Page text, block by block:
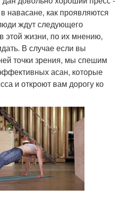
навасане, как проявляются
ждут следующего
этой жизни, по их мнению,
В случае если вы
точки зрения, мы спешим
асан, которые
и откроют вам дорогу ко